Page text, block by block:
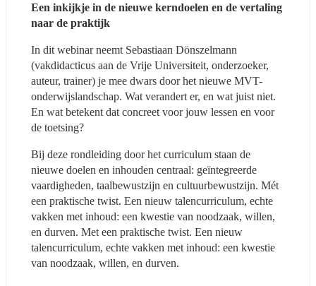
Een inkijkje in de nieuwe kerndoelen en de vertaling
naar de praktijk
In dit webinar neemt Sebastiaan Dönszelmann
(vakdidacticus aan de Vrije Universiteit, onderzoeker,
auteur, trainer) je mee dwars door het nieuwe MVT-
onderwijslandschap. Wat verandert er, en wat juist niet.
En wat betekent dat concreet voor jouw lessen en voor
de toetsing?
Bij deze rondleiding door het curriculum staan de
nieuwe doelen en inhouden centraal: geïntegreerde
vaardigheden, taalbewustzijn en cultuurbewustzijn. Mét
een praktische twist. Een nieuw talencurriculum, echte
vakken met inhoud: een kwestie van noodzaak, willen,
en durven. Met een praktische twist. Een nieuw
talencurriculum, echte vakken met inhoud: een kwestie
van noodzaak, willen, en durven.